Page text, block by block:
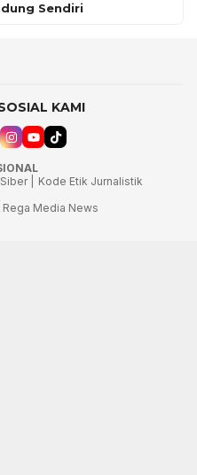
Sendiri
KAMI
|
Kode Etik Jurnalistik
Media News